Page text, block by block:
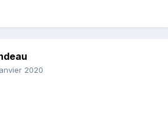
2020